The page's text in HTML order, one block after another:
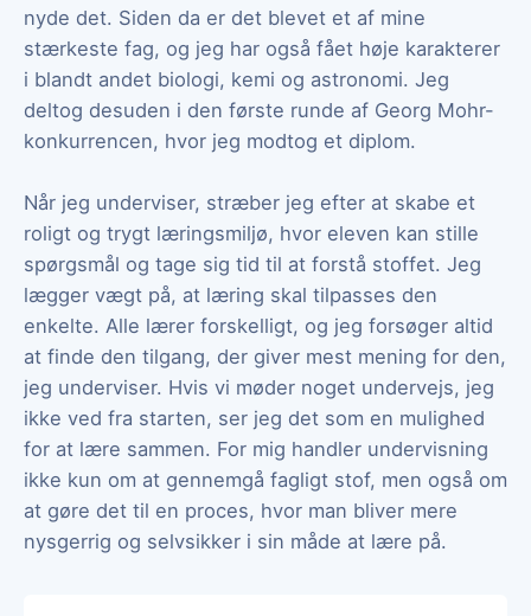
nyde det. Siden da er det blevet et af mine
stærkeste fag, og jeg har også fået høje karakterer
i blandt andet biologi, kemi og astronomi. Jeg
deltog desuden i den første runde af Georg Mohr-
konkurrencen, hvor jeg modtog et diplom.
Når jeg underviser, stræber jeg efter at skabe et
roligt og trygt læringsmiljø, hvor eleven kan stille
spørgsmål og tage sig tid til at forstå stoffet. Jeg
lægger vægt på, at læring skal tilpasses den
enkelte. Alle lærer forskelligt, og jeg forsøger altid
at finde den tilgang, der giver mest mening for den,
jeg underviser. Hvis vi møder noget undervejs, jeg
ikke ved fra starten, ser jeg det som en mulighed
for at lære sammen. For mig handler undervisning
ikke kun om at gennemgå fagligt stof, men også om
at gøre det til en proces, hvor man bliver mere
nysgerrig og selvsikker i sin måde at lære på.